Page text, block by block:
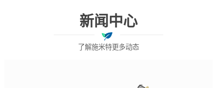
新闻中心
了解施米特更多动态